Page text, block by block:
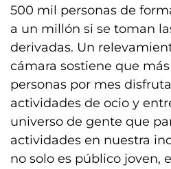
500 mil personas de
a un millón si se toman
derivadas. Un
cámara sostiene que
personas por mes
actividades de ocio y
universo de gente que
actividades en nuestra
no solo es público joven,